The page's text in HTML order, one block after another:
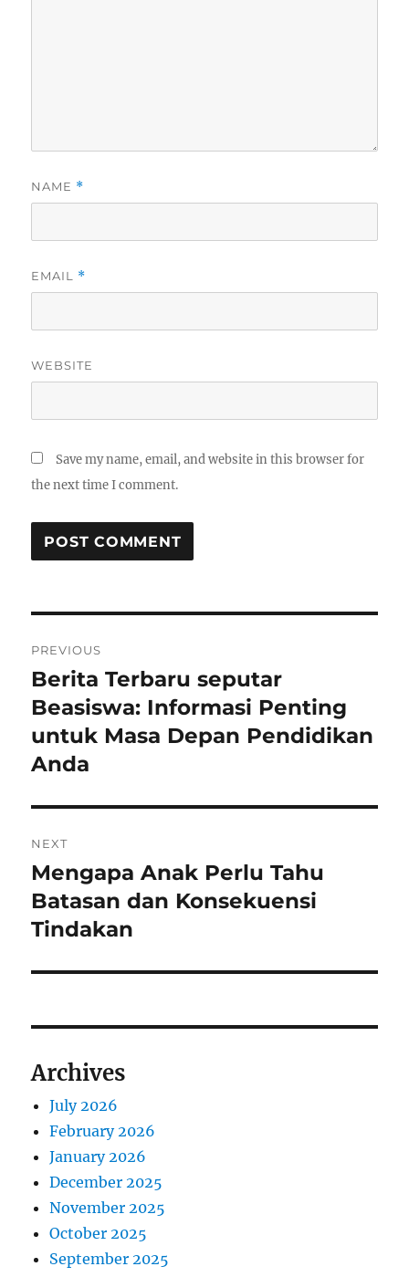
NAME *
EMAIL *
WEBSITE
Save my name, email, and website in this browser for
the next time I comment.
navigation
PREVIOUS
Previous
post:
Berita Terbaru seputar
Beasiswa: Informasi Penting
untuk Masa Depan Pendidikan
Anda
NEXT
Next
post:
Mengapa Anak Perlu Tahu
Batasan dan Konsekuensi
Tindakan
Archives
July 2026
February 2026
January 2026
December 2025
November 2025
October 2025
September 2025